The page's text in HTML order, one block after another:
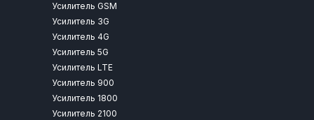
Усилитель GSM
Усилитель 3G
Усилитель 4G
Усилитель 5G
Усилитель LTE
Усилитель 900
Усилитель 1800
Усилитель 2100